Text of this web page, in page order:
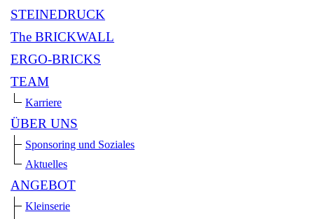
STEINEDRUCK
The BRICKWALL
ERGO-BRICKS
TEAM
Karriere
ÜBER UNS
Sponsoring und Soziales
Aktuelles
ANGEBOT
Kleinserie